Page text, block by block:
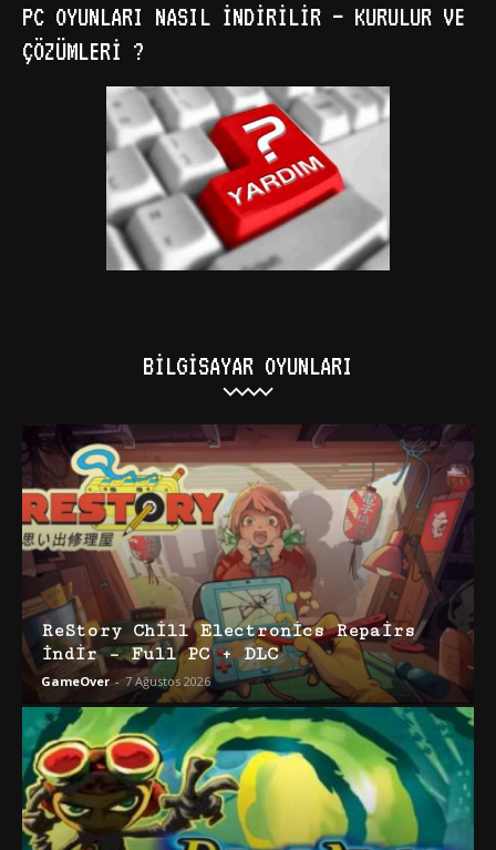
PC OYUNLARI NASIL İNDIRILIR – KURULUR VE
ÇÖZÜMLERI ?
BILGISAYAR OYUNLARI
ReStory Chill Electronics Repairs
İndir – Full PC + DLC
GameOver - 7 Ağustos 2026